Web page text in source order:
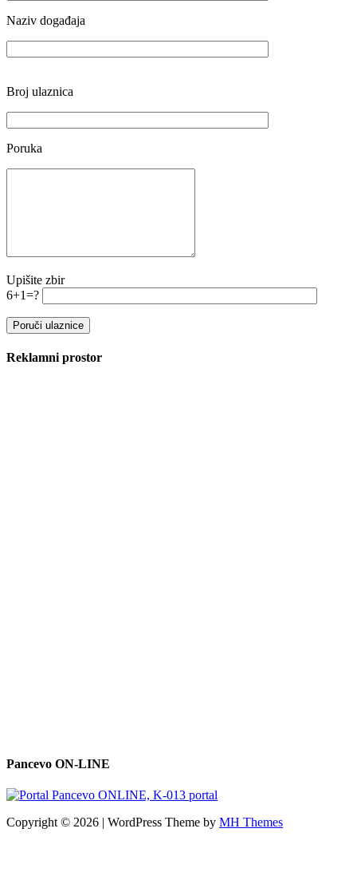
Naziv događaja
Broj ulaznica
Poruka
Upišite zbir
6+1=?
Reklamni prostor
Pancevo ON-LINE
Copyright © 2026 | WordPress Theme by MH Themes